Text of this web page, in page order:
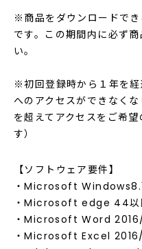
※商品をダウンロードで
です。この期間内に必ず
い。
※初回登録時から１年を
へのアクセスができなく
を超えてアクセスをご希
す）
【ソフトウェア要件】
・Microsoft
・Microsoft edge 44以
・Microsoft Word
・Microsoft Excel